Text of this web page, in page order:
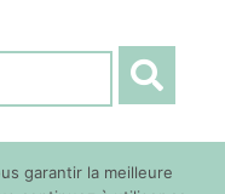
garantir la meilleure